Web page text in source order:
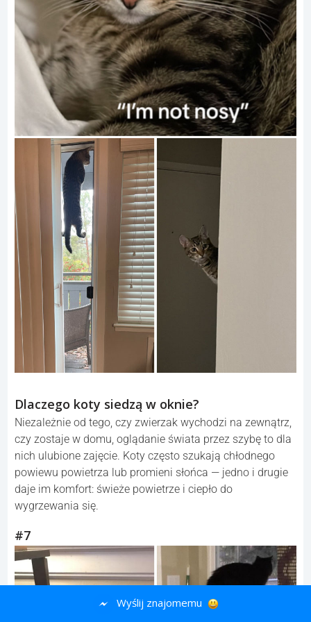
Dlaczego koty siedzą w oknie?
Niezależnie od tego, czy zwierzak wychodzi na zewnątrz,
czy zostaje w domu, oglądanie świata przez szybę to dla
nich ulubione zajęcie. Koty często szukają chłodnego
powiewu powietrza lub promieni słońca — jedno i drugie
daje im komfort: świeże powietrze i ciepło do
wygrzewania się.
#7
Wyślij znajomemu